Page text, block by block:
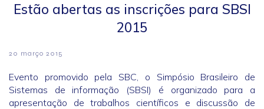
Estão abertas as inscrições para SBSI
2015
20 março 2015
Evento promovido pela SBC, o Simpósio Brasileiro de
Sistemas de informação (SBSI) é organizado para a
apresentação de trabalhos científicos e discussão de